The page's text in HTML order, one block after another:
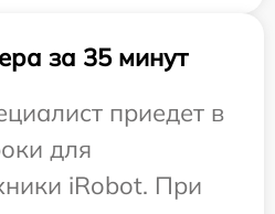
за 35 минут
приедет в
для
iRobot. При